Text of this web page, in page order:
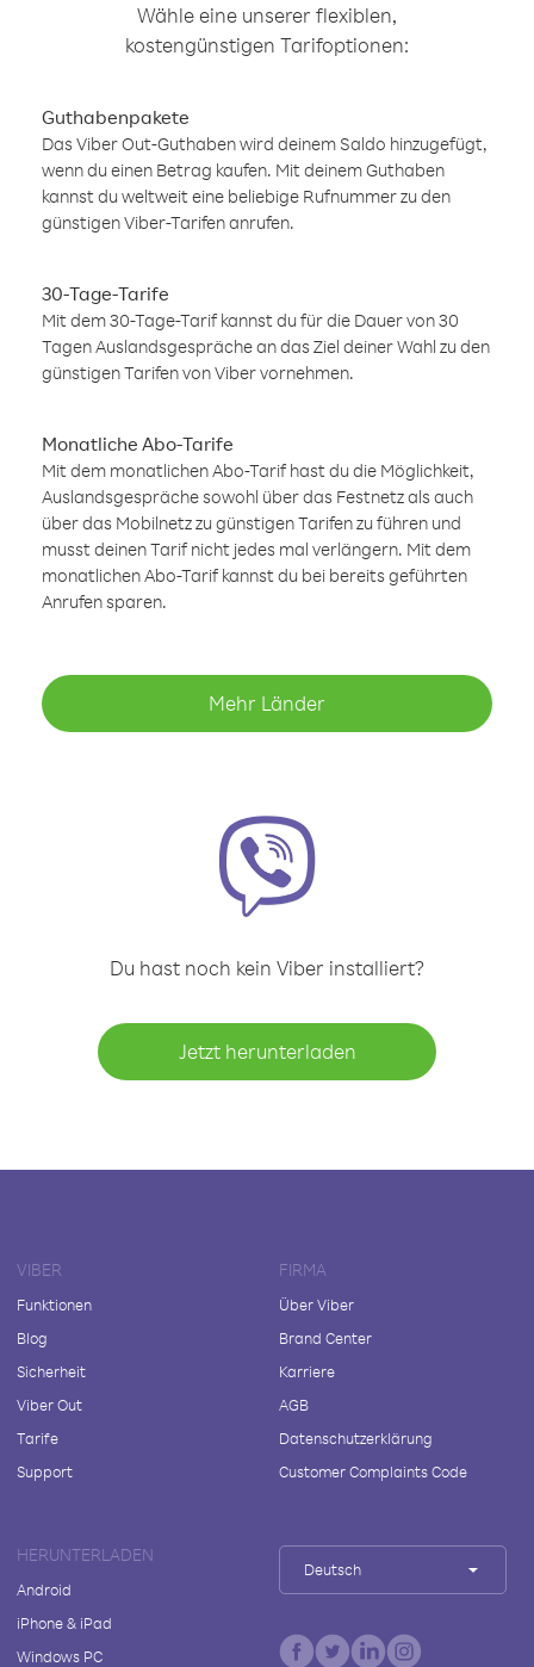
Wähle eine unserer flexiblen,
kostengünstigen Tarifoptionen:
Guthabenpakete
Das Viber Out-Guthaben wird deinem Saldo hinzugefügt,
wenn du einen Betrag kaufen. Mit deinem Guthaben
kannst du weltweit eine beliebige Rufnummer zu den
günstigen Viber-Tarifen anrufen.
30-Tage-Tarife
Mit dem 30-Tage-Tarif kannst du für die Dauer von 30
Tagen Auslandsgespräche an das Ziel deiner Wahl zu den
günstigen Tarifen von Viber vornehmen.
Monatliche Abo-Tarife
Mit dem monatlichen Abo-Tarif hast du die Möglichkeit,
Auslandsgespräche sowohl über das Festnetz als auch
über das Mobilnetz zu günstigen Tarifen zu führen und
musst deinen Tarif nicht jedes mal verlängern. Mit dem
monatlichen Abo-Tarif kannst du bei bereits geführten
Anrufen sparen.
Mehr Länder
Du hast noch kein Viber installiert?
Jetzt herunterladen
VIBER
Funktionen
Blog
Sicherheit
Viber Out
Tarife
Support
FIRMA
Über Viber
Brand Center
Karriere
AGB
Datenschutzerklärung
Customer Complaints Code
HERUNTERLADEN
Android
iPhone & iPad
Windows PC
Deutsch